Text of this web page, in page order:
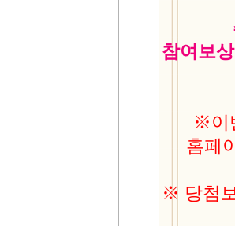
참여보
※이
홈페
※ 당첨